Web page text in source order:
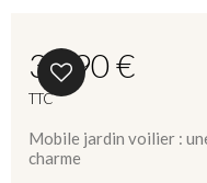
39,90 €
TTC
Mobile jardin voilier :
charme